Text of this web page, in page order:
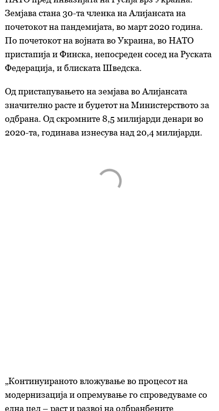
Земјава стана 30-та членка на Алијансата на
почетокот на пандемијата, во март 2020 година.
По почетокот на војната во Украина, во НАТО
пристапија и Финска, непосреден сосед на Руската
Федерација, и блиската Шведска.
Од пристапувањето на земјава во Алијансата
значително расте и буџетот на Министерството за
одбрана. Од скромните 8,5 милијарди денари во
2020-та, годинава изнесува над 20,4 милијарди.
„Континуираното вложување во процесот на
модернизација и опремување го спроведуваме со
една цел – раст и развој на одбранбените